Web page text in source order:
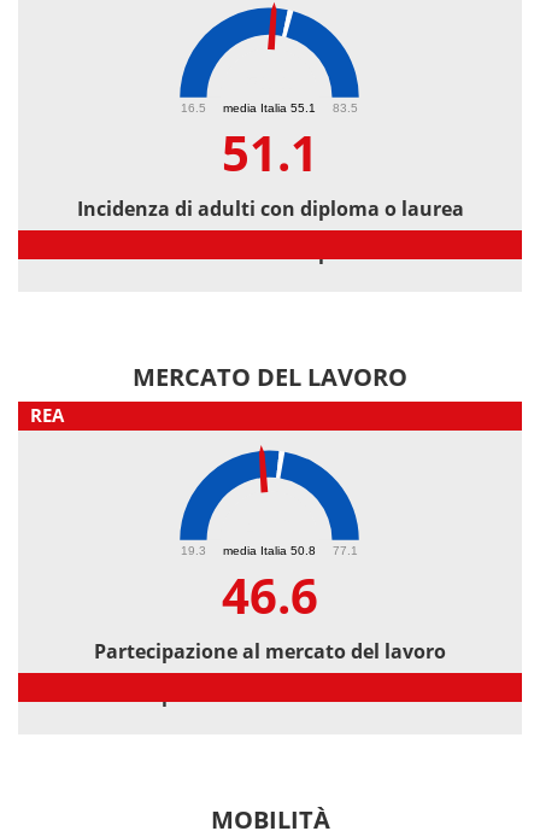
media Italia 55.1
16.5 83.5
51.1
Incidenza di adulti con diploma o laurea
MERCATO DEL LAVORO
REA
media Italia 50.8
19.3 77.1
46.6
Partecipazione al mercato del lavoro
MOBILITÀ